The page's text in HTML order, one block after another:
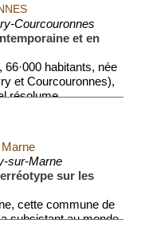
Courcouronnes
et en
habitants, née
et Courcouronnes),
résolume...
Marne
sur-Marne
sur les
cette commune de
subsistant au monde,